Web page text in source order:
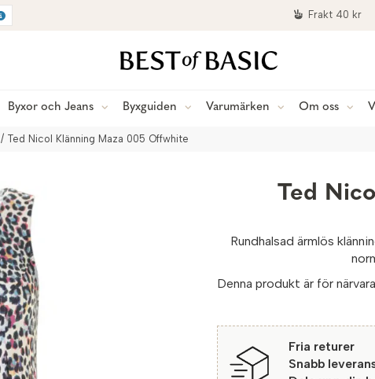
Frakt 40 kr
Byxor och Jeans Byxguiden Varumärken Om oss
/ Ted Nicol Klänning Maza 005 Offwhite
Ted
Rundhalsad ärmlös
Denna produkt är för
Fria returer
Snabb